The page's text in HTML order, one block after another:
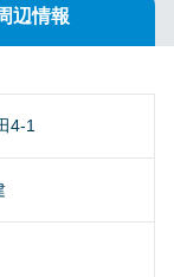
辺情報
4-1